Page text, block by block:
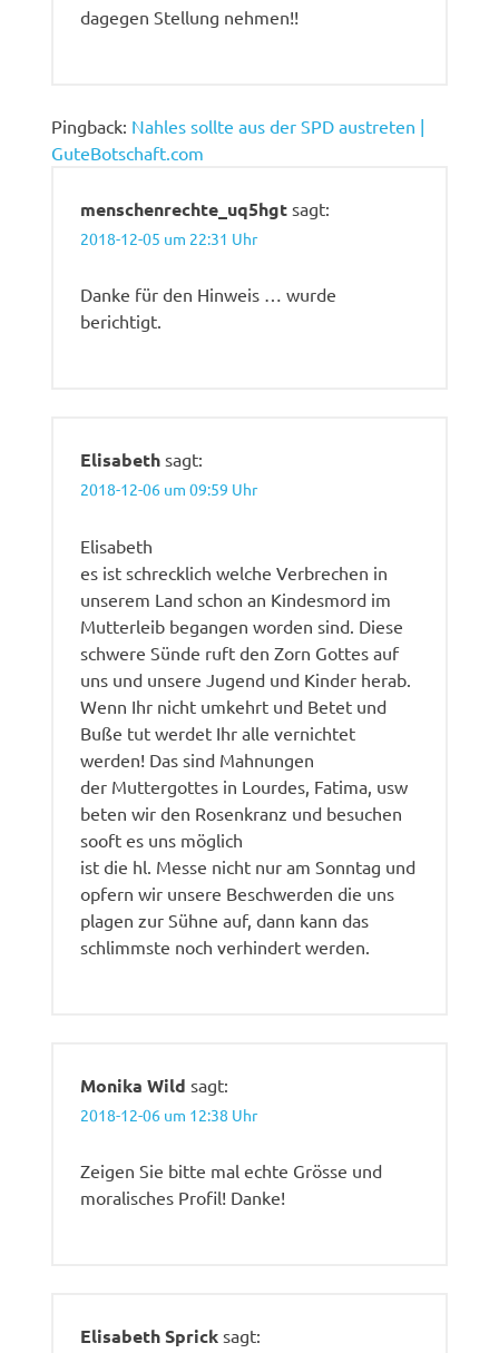
dagegen Stellung nehmen!!
Pingback: Nahles sollte aus der SPD austreten |
GuteBotschaft.com
menschenrechte_uq5hgt sagt:
2018-12-05 um 22:31 Uhr
Danke für den Hinweis … wurde
berichtigt.
Elisabeth sagt:
2018-12-06 um 09:59 Uhr
Elisabeth
es ist schrecklich welche Verbrechen in
unserem Land schon an Kindesmord im
Mutterleib begangen worden sind. Diese
schwere Sünde ruft den Zorn Gottes auf
uns und unsere Jugend und Kinder herab.
Wenn Ihr nicht umkehrt und Betet und
Buße tut werdet Ihr alle vernichtet
werden! Das sind Mahnungen
der Muttergottes in Lourdes, Fatima, usw
beten wir den Rosenkranz und besuchen
sooft es uns möglich
ist die hl. Messe nicht nur am Sonntag und
opfern wir unsere Beschwerden die uns
plagen zur Sühne auf, dann kann das
schlimmste noch verhindert werden.
Monika Wild sagt:
2018-12-06 um 12:38 Uhr
Zeigen Sie bitte mal echte Grösse und
moralisches Profil! Danke!
Elisabeth Sprick sagt: